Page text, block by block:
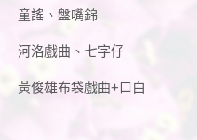
童謠、盤嘴錦
河洛戲曲、七字仔
黃俊雄布袋戲曲+口白